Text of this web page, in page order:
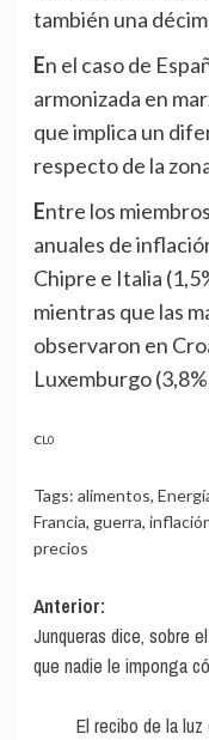
también una
En el caso de España, la tasa de inflación
armonizada en
que implica un
respecto de la
Entre los miembros de la zona euro, las tasas
anuales de
Chipre e Italia
mientras que las
observaron en
Luxemburgo
CL0
Tags: alimentos,
Francia, guerra,
precios
Navegación
de
entradas
Anterior:
Junqueras dice, sobre
que nadie le imponga
El recibo de la